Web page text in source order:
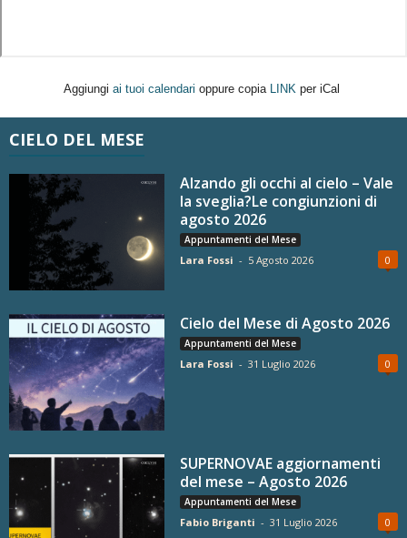
Aggiungi ai tuoi calendari oppure copia LINK per iCal
CIELO DEL MESE
Alzando gli occhi al cielo – Vale
la sveglia?Le congiunzioni di
agosto 2026
Appuntamenti del Mese
Lara Fossi - 5 Agosto 2026 0
Cielo del Mese di Agosto 2026
Appuntamenti del Mese
Lara Fossi - 31 Luglio 2026 0
SUPERNOVAE aggiornamenti
del mese – Agosto 2026
Appuntamenti del Mese
Fabio Briganti - 31 Luglio 2026 0